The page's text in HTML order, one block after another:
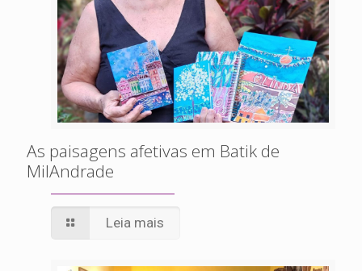
As paisagens afetivas em Batik de
MilAndrade
Leia mais